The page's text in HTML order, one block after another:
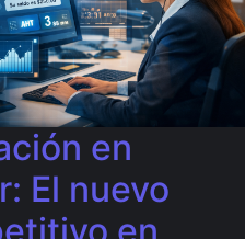
en
El nuevo